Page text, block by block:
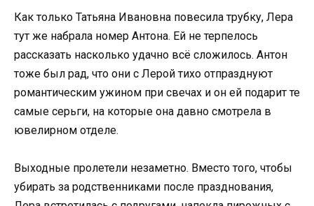
Как только Татьяна Ивановна повесила трубку, Лера
тут же набрала номер Антона. Ей не терпелось
рассказать насколько удачно всё сложилось. Антон
тоже был рад, что они с Лерой тихо отпразднуют
романтическим ужином при свечах и он ей подарит те
самые серьги, на которые она давно смотрела в
ювелирном отделе.
Выходные пролетели незаметно. Вместо того, чтобы
убирать за родственниками после празднования,